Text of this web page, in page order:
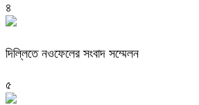
৪
দিল্লিতে নওফেলের সংবাদ সম্মেলন
৫